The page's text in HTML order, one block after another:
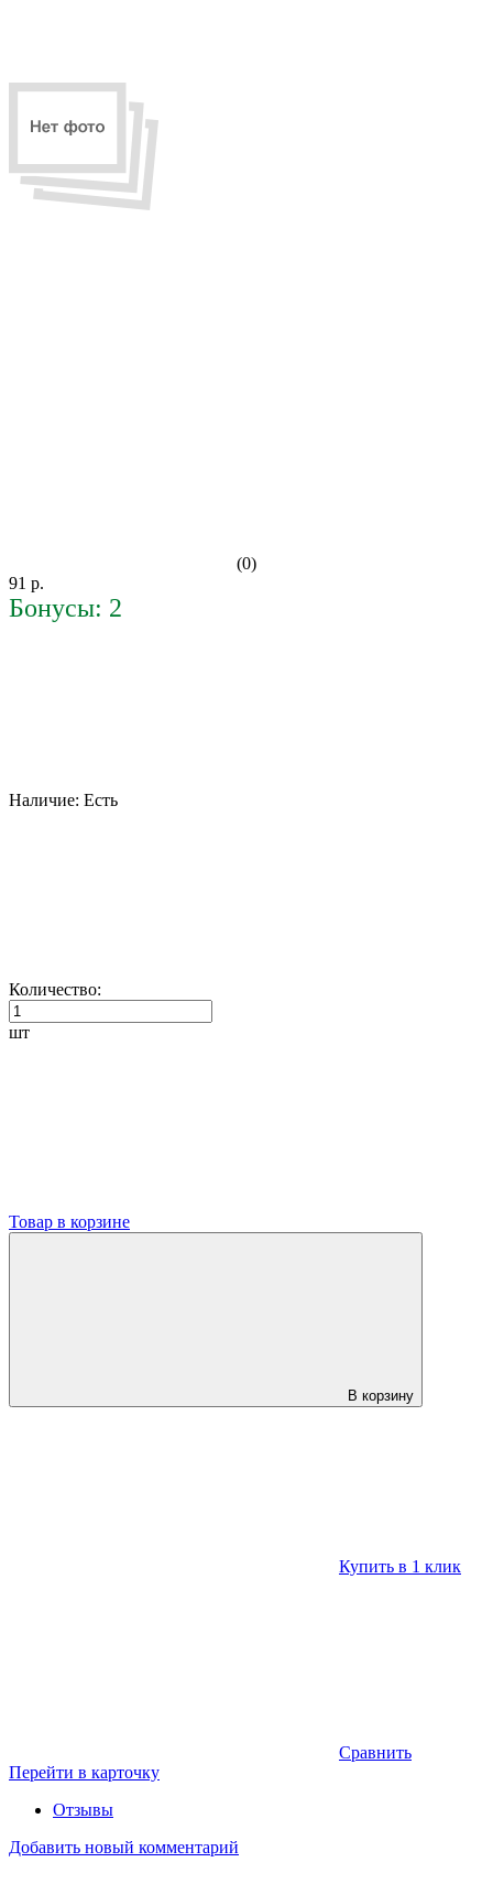
(0)
91 р.
Бонусы: 2
Наличие: Есть
Количество:
шт
Товар в корзине
В корзину
Купить в 1 клик
Сравнить
Перейти в карточку
Отзывы
Добавить новый комментарий